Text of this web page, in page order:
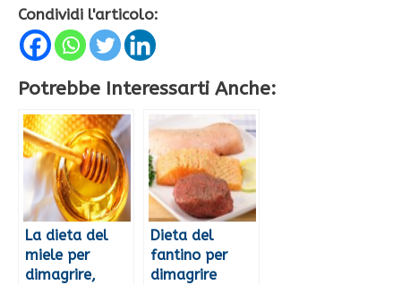
Condividi l'articolo:
Potrebbe Interessarti Anche:
La dieta del
miele per
dimagrire,
Dieta del
fantino per
dimagrire